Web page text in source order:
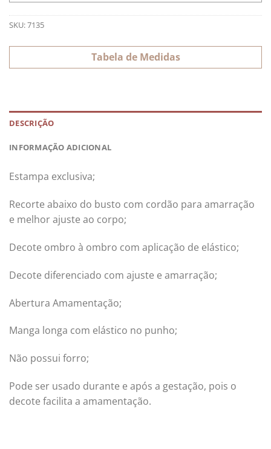
SKU:7135
Tabela de Medidas
DESCRIÇÃO
INFORMAÇÃO ADICIONAL
Estampa exclusiva;
Recorte abaixo do busto com cordão para amarração
e melhor ajuste ao corpo;
Decote ombro à ombro com aplicação de elástico;
Decote diferenciado com ajuste e amarração;
Abertura Amamentação;
Manga longa com elástico no punho;
Não possui forro;
Pode ser usado durante e após a gestação, pois o
decote facilita a amamentação.